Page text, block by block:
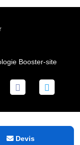
Devis
Booster-site